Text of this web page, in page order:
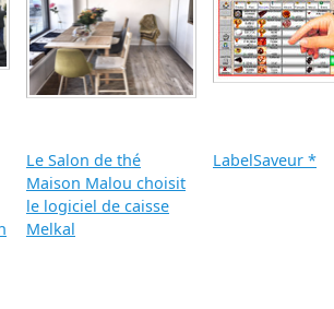
Le Salon de thé
Maison Malou choisit
le logiciel de caisse
Melkal
LabelSaveur *